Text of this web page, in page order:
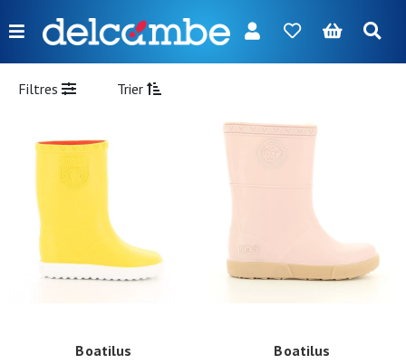
Menu
FR NL EN DE
Fille
Garçon
Sacs
Filtres Trier
Boatilus Boatilus